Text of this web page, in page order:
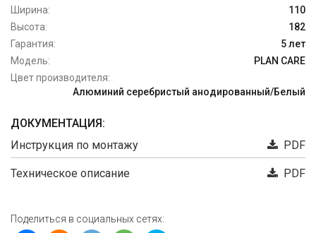
Ширина:
110
Высота:
182
Гарантия:
5 лет
Модель:
PLAN CARE
Цвет производителя:
Алюминий серебристый анодированный/Белый
ДОКУМЕНТАЦИЯ:
Инструкция по монтажу
PDF
Техническое описание PDF
Поделиться в социальных сетях: